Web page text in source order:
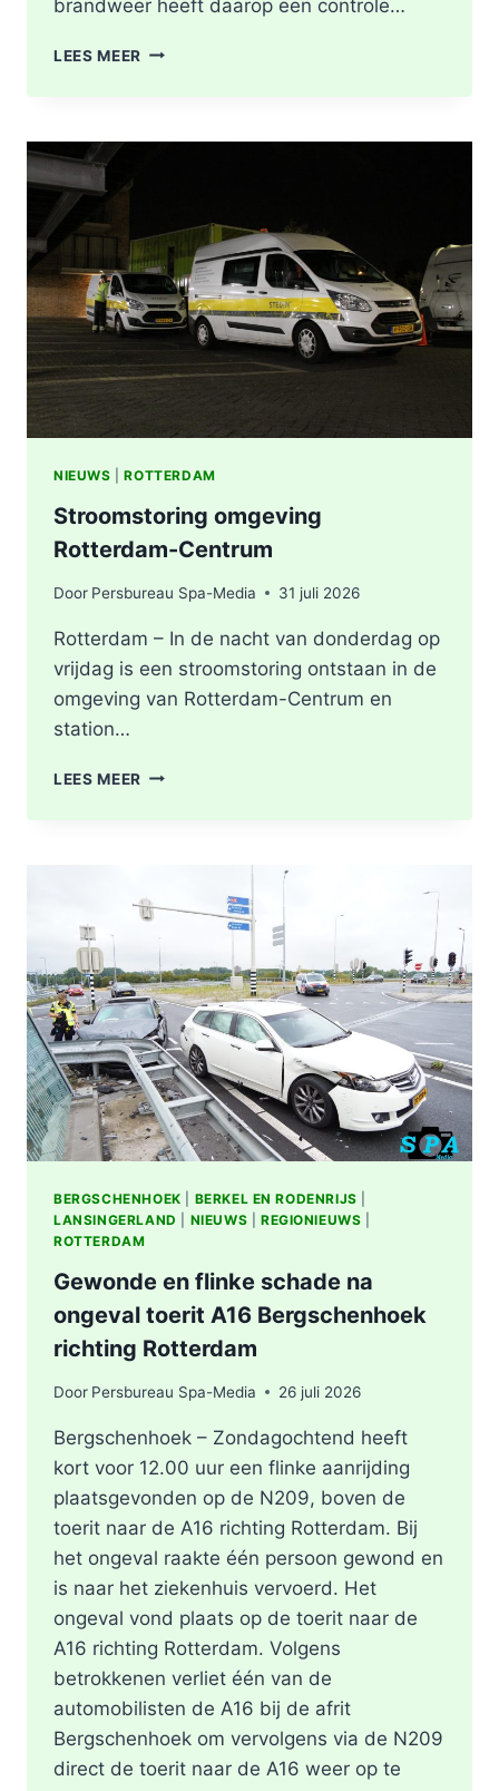
brandweer heeft daarop een controle…
LEES MEER SCOOTER
BIJ
IN
ROTTERDAM
NIEUWS |ROTTERDAM
Stroomstoring omgeving
Rotterdam-Centrum
Door Persbureau Spa-Media 31 juli 2026
Rotterdam – In de nacht van donderdag op
vrijdag is een stroomstoring ontstaan in de
omgeving van Rotterdam-Centrum en
station…
LEES MEER STROOMSTORING
BERGSCHENHOEK BERKEL EN RODENRIJS
LANSINGERLAND
NIEUWS REGIONIEUWS
ROTTERDAM
Gewonde en flinke schade na
ongeval toerit A16 Bergschenhoek
richting Rotterdam
Door Persbureau Spa-Media 26 juli 2026
Bergschenhoek – Zondagochtend heeft
kort voor 12.00 uur een flinke aanrijding
plaatsgevonden op de N209, boven de
toerit naar de A16 richting Rotterdam. Bij
het ongeval raakte één persoon gewond en
is naar het ziekenhuis vervoerd. Het
ongeval vond plaats op de toerit naar de
A16 richting Rotterdam. Volgens
betrokkenen verliet één van de
automobilisten de A16 bij de afrit
Bergschenhoek om vervolgens via de N209
direct de toerit naar de A16 weer op te